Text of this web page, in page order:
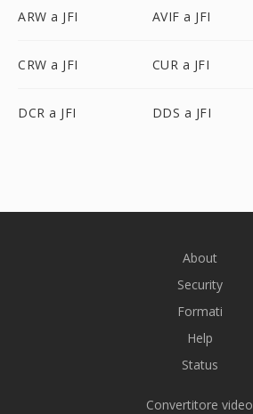
ARW a JFI AVIF a JFI
CRW a JFI CUR a JFI
DCR a JFI DDS a JFI
About
Security
Formati
Help
Status
Convertitore video